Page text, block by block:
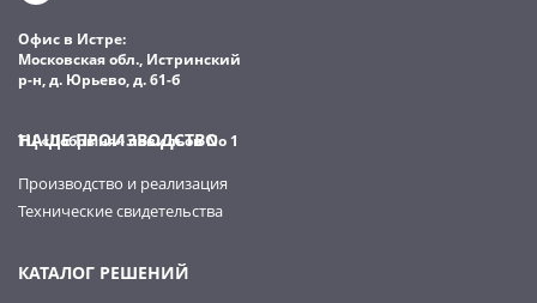
Офис в Истре:
Московская обл., Истринский
р-н, д. Юрьево, д. 61-б
ТЦ «Добрыня» павильон No 1
НАШЕ ПРОИЗВОДСТВО
Производство и реализация
Технические свидетельства
КАТАЛОГ РЕШЕНИЙ